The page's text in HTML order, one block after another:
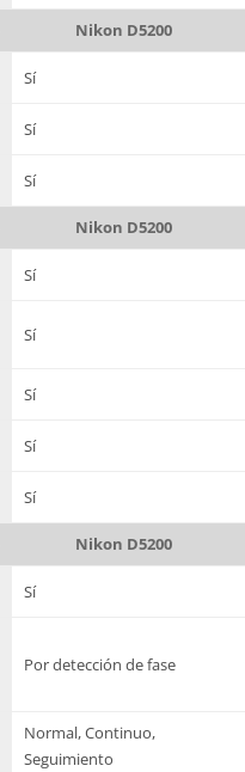
Nikon D5200
Sí
Sí
Sí
Nikon D5200
Sí
Sí
Sí
Sí
Sí
Nikon D5200
Sí
Por detección de fase
Normal, Continuo,
Seguimiento